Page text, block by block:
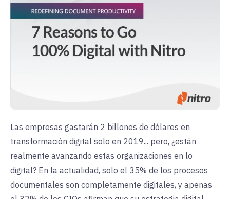
Las empresas gastarán 2 billones de dólares en
transformación digital solo en 2019... pero, ¿están
realmente avanzando estas organizaciones en lo
digital? En la actualidad, solo el 35% de los procesos
documentales son completamente digitales, y apenas